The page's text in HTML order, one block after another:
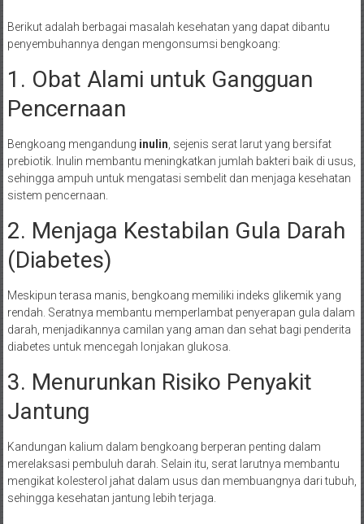
Berikut adalah berbagai masalah kesehatan yang dapat dibantu
penyembuhannya dengan mengonsumsi bengkoang:
1. Obat Alami untuk Gangguan
Pencernaan
Bengkoang mengandung inulin, sejenis serat larut yang bersifat
prebiotik. Inulin membantu meningkatkan jumlah bakteri baik di usus,
sehingga ampuh untuk mengatasi sembelit dan menjaga kesehatan
sistem pencernaan.
2. Menjaga Kestabilan Gula Darah
(Diabetes)
Meskipun terasa manis, bengkoang memiliki indeks glikemik yang
rendah. Seratnya membantu memperlambat penyerapan gula dalam
darah, menjadikannya camilan yang aman dan sehat bagi penderita
diabetes untuk mencegah lonjakan glukosa.
3. Menurunkan Risiko Penyakit
Jantung
Kandungan kalium dalam bengkoang berperan penting dalam
merelaksasi pembuluh darah. Selain itu, serat larutnya membantu
mengikat kolesterol jahat dalam usus dan membuangnya dari tubuh,
sehingga kesehatan jantung lebih terjaga.